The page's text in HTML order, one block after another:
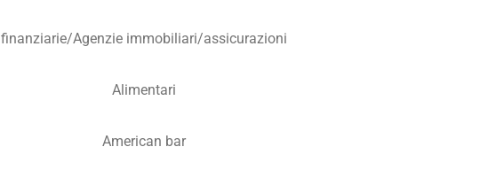
finanziarie/Agenzie immobiliari/assicurazioni
Alimentari
American bar